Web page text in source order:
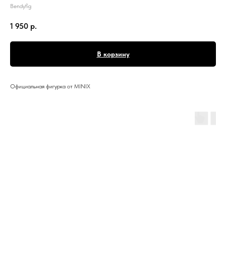
Bendyfig
1 950 р.
В корзину
Официальная фигурка от MINIX